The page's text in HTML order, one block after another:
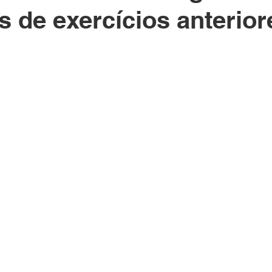
de exercícios